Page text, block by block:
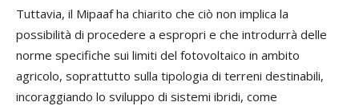
Tuttavia, il Mipaaf ha chiarito che ciò non implica la
possibilità di procedere a espropri e che introdurrà delle
norme specifiche sui limiti del fotovoltaico in ambito
agricolo, soprattutto sulla tipologia di terreni destinabili,
incoraggiando lo sviluppo di sistemi ibridi, come